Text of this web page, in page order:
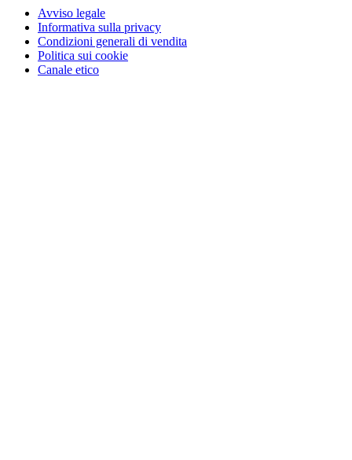
Avviso legale
Informativa sulla privacy
Condizioni generali di vendita
Politica sui cookie
Canale etico